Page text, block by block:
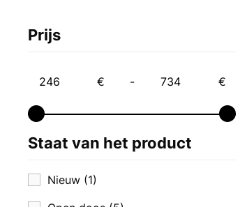
Prijs
€ - €
Staat van het product
Nieuw (1)